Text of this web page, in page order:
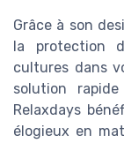
Grâce à son
la protection
cultures dans
solution
Relaxdays
élogieux en